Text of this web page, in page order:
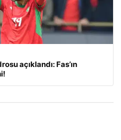
açıklandı: Fas’ın